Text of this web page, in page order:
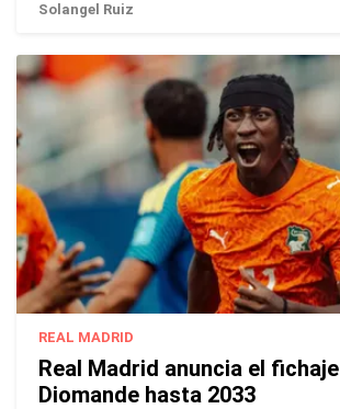
Solangel Ruiz
REAL MADRID
Real Madrid anuncia el
Diomande hasta 2033